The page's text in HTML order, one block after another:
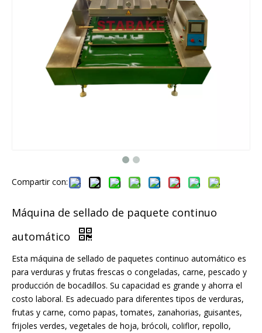
Compartir con:
Máquina de sellado de paquete continuo
automático
Esta máquina de sellado de paquetes continuo automático es
para verduras y frutas frescas o congeladas, carne, pescado y
producción de bocadillos. Su capacidad es grande y ahorra el
costo laboral. Es adecuado para diferentes tipos de verduras,
frutas y carne, como papas, tomates, zanahorias, guisantes,
frijoles verdes, vegetales de hoja, brócoli, coliflor, repollo,